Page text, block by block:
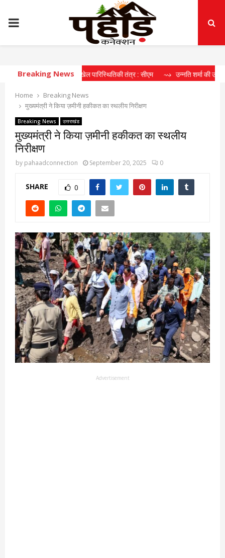
PRIMARY
MENU
Breaking News
रहा दीर्घकालिक खेल पारिस्थितिकी तंत्र : सीएम ⇝ उन्नति शर्मा की उपलब्धि
Home
Breaking News
मुख्यमंत्री ने किया ज़मीनी हकीकत का स्थलीय निरीक्षण
Breaking News उत्तराखंड
मुख्यमंत्री ने किया ज़मीनी हकीकत का स्थलीय
निरीक्षण
by pahaadconnection September 20, 2025 0
SHARE 0
Advertisement